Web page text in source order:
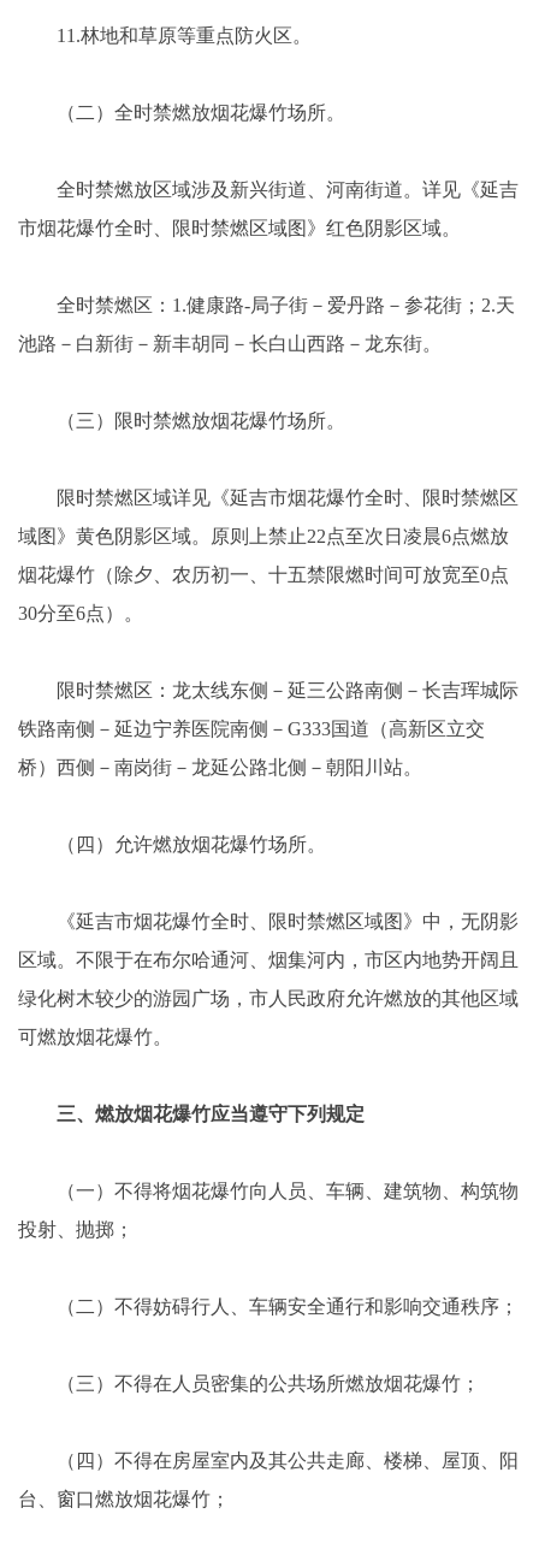
11.林地和草原等重点防火区。
（二）全时禁燃放烟花爆竹场所。
全时禁燃放区域涉及新兴街道、河南街道。详见《延吉
市烟花爆竹全时、限时禁燃区域图》红色阴影区域。
全时禁燃区：1.健康路-局子街－爱丹路－参花街；2.天
池路－白新街－新丰胡同－长白山西路－龙东街。
（三）限时禁燃放烟花爆竹场所。
限时禁燃区域详见《延吉市烟花爆竹全时、限时禁燃区
域图》黄色阴影区域。原则上禁止22点至次日凌晨6点燃放
烟花爆竹（除夕、农历初一、十五禁限燃时间可放宽至0点
30分至6点）。
限时禁燃区：龙太线东侧－延三公路南侧－长吉珲城际
铁路南侧－延边宁养医院南侧－G333国道（高新区立交
桥）西侧－南岗街－龙延公路北侧－朝阳川站。
（四）允许燃放烟花爆竹场所。
《延吉市烟花爆竹全时、限时禁燃区域图》中，无阴影
区域。不限于在布尔哈通河、烟集河内，市区内地势开阔且
绿化树木较少的游园广场，市人民政府允许燃放的其他区域
可燃放烟花爆竹。
三、燃放烟花爆竹应当遵守下列规定
（一）不得将烟花爆竹向人员、车辆、建筑物、构筑物
投射、抛掷；
（二）不得妨碍行人、车辆安全通行和影响交通秩序；
（三）不得在人员密集的公共场所燃放烟花爆竹；
（四）不得在房屋室内及其公共走廊、楼梯、屋顶、阳
台、窗口燃放烟花爆竹；